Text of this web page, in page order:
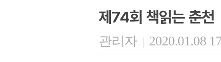
제74회 책읽는 춘천
관리자 | 2020.01.08